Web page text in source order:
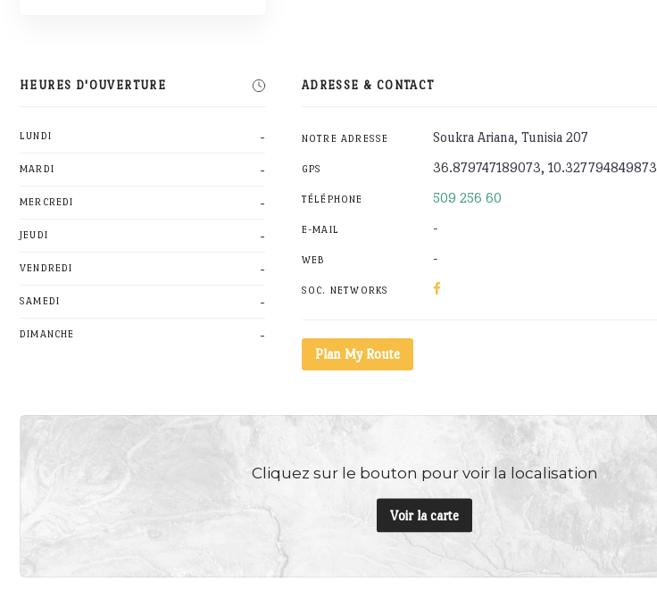
HEURES D'OUVERTURE
LUNDI -
MARDI -
MERCREDI -
JEUDI -
VENDREDI -
SAMEDI -
DIMANCHE -
ADRESSE & CONTACT
NOTRE ADRESSE Soukra Ariana, Tunisia 207
GPS 36.879747189073, 10.327794849873
TÉLÉPHONE 509 256 60
E-MAIL -
WEB -
SOC. NETWORKS
Plan My Route
Cliquez sur le bouton pour voir la localisation
Voir la carte